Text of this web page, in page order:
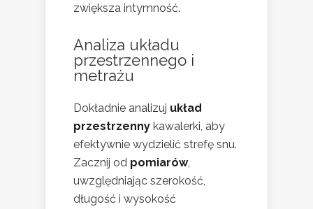
zwiększa intymność.
Analiza układu
przestrzennego i
metrażu
Dokładnie analizuj układ
przestrzenny kawalerki, aby
efektywnie wydzielić strefę snu.
Zacznij od pomiarów,
uwzględniając szerokość,
długość i wysokość